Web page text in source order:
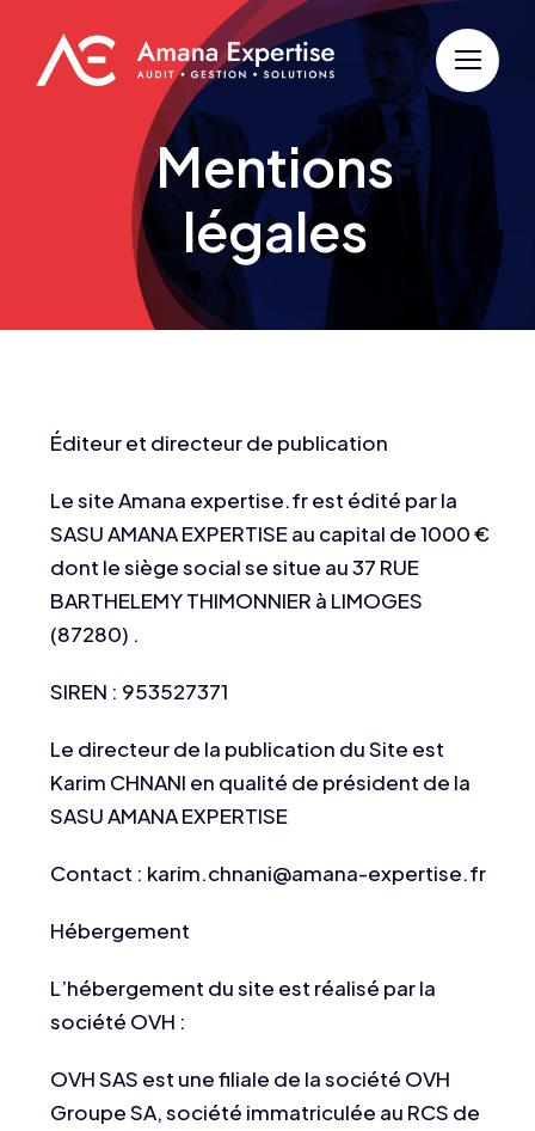
contenu
Mentions
légales
Éditeur et directeur de publication
Le site Amana expertise.fr est édité par la
SASU AMANA EXPERTISE au capital de 1000 €
dont le siège social se situe au 37 RUE
BARTHELEMY THIMONNIER à LIMOGES
(87280) .
SIREN : 953527371
Le directeur de la publication du Site est
Karim CHNANI en qualité de président de la
SASU AMANA EXPERTISE
Contact : karim.chnani@amana-expertise.fr
Hébergement
L’hébergement du site est réalisé par la
société OVH :
OVH SAS est une filiale de la société OVH
Groupe SA, société immatriculée au RCS de